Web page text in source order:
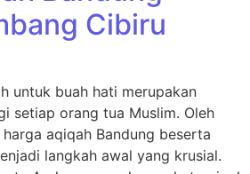
Cibiru
untuk buah hati merupakan
setiap orang tua Muslim. Oleh
aqiqah Bandung beserta
langkah awal yang krusial.